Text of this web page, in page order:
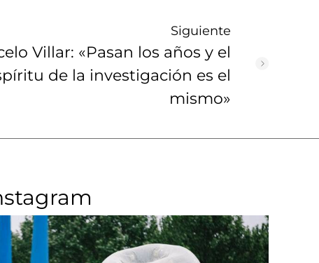
Siguiente
Villar: «Pasan los años y el
de la investigación es el
mismo»